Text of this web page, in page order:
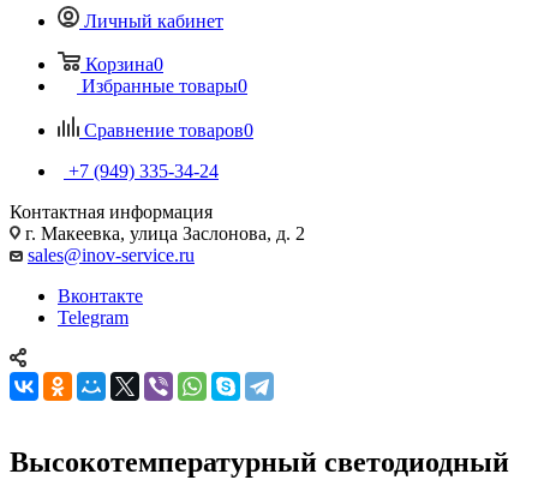
Личный кабинет
Корзина0
Избранные товары0
Сравнение товаров0
+7 (949) 335-34-24
Контактная информация
г. Макеевка, улица Заслонова, д. 2
sales@inov-service.ru
Вконтакте
Telegram
Высокотемпературный светодиодный